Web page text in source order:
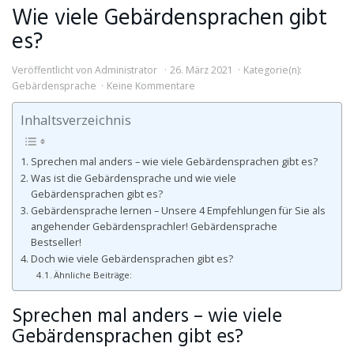
Wie viele Gebärdensprachen gibt
es?
Veröffentlicht von Administrator 26. März 2021
Kategorie(n):
Gebärdensprache
Keine Kommentare
Inhaltsverzeichnis
Sprechen mal anders – wie viele Gebärdensprachen gibt es?
Was ist die Gebärdensprache und wie viele
Gebärdensprachen gibt es?
Gebärdensprache lernen – Unsere 4 Empfehlungen für Sie als
angehender Gebärdensprachler! Gebärdensprache
Bestseller!
Doch wie viele Gebärdensprachen gibt es?
Ähnliche Beiträge:
Sprechen mal anders – wie viele
Gebärdensprachen gibt es?